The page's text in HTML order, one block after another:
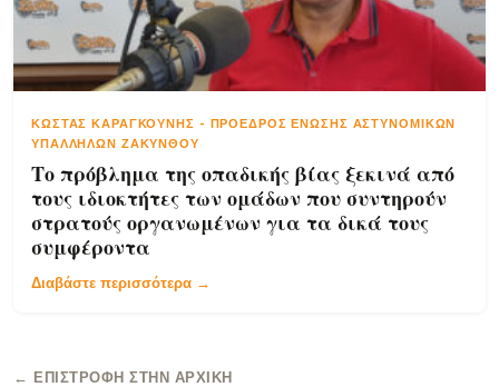
ΚΏΣΤΑΣ ΚΑΡΑΓΚΟΎΝΗΣ - ΠΡΌΕΔΡΟΣ ΈΝΩΣΗΣ ΑΣΤΥΝΟΜΙΚΏΝ
ΥΠΑΛΛΉΛΩΝ ΖΑΚΎΝΘΟΥ
Το πρόβλημα της οπαδικής βίας ξεκινά από
τους ιδιοκτήτες των ομάδων που συντηρούν
στρατούς οργανωμένων για τα δικά τους
συμφέροντα
Διαβάστε περισσότερα →
← ΕΠΙΣΤΡΟΦΉ ΣΤΗΝ ΑΡΧΙΚΉ